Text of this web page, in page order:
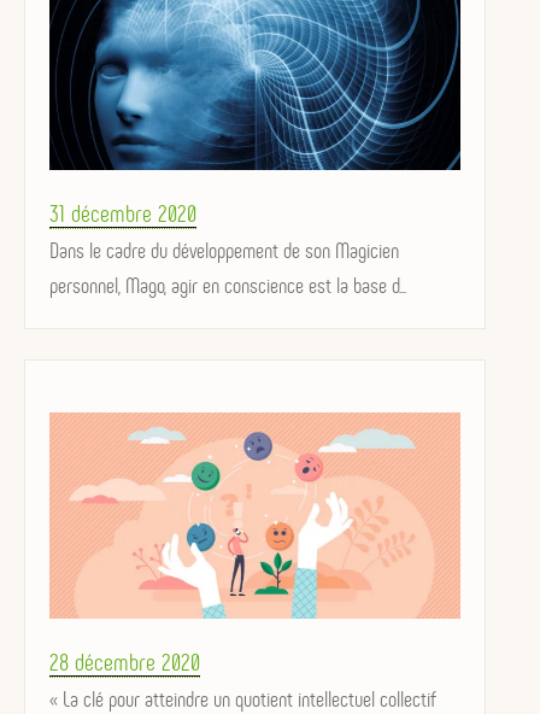
Posted
on
31 décembre 2020
Dans le cadre du développement de son Magicien
personnel, Mago, agir en conscience est la base d...
Posted
on
28 décembre 2020
« La clé pour atteindre un quotient intellectuel collectif